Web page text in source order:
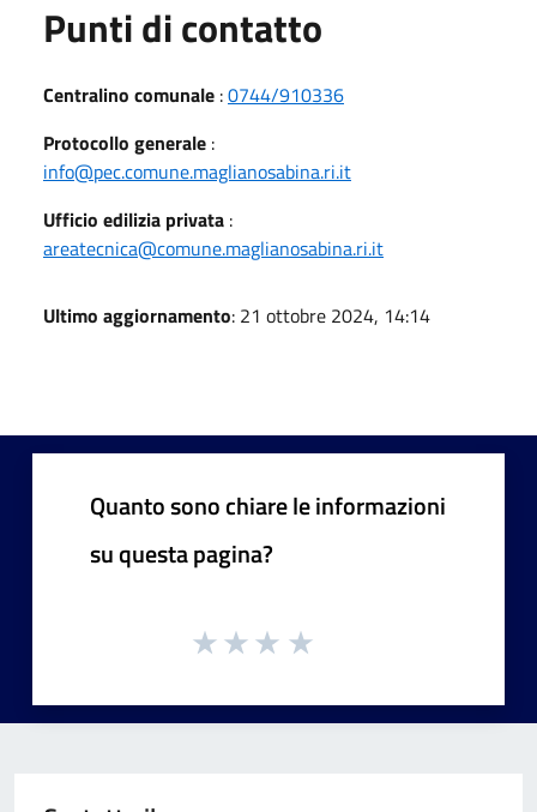
Punti di contatto
Centralino comunale :0744/910336
Protocollo generale :
info@pec.comune.maglianosabina.ri.it
Ufficio edilizia privata :
areatecnica@comune.maglianosabina.ri.it
Ultimo aggiornamento: 21 ottobre 2024, 14:14
Quanto sono chiare le informazioni
su questa pagina?